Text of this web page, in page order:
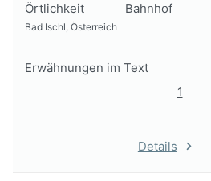
Örtlichkeit Bahnhof
Bad Ischl, Österreich
Erwähnungen im Text
1
Details